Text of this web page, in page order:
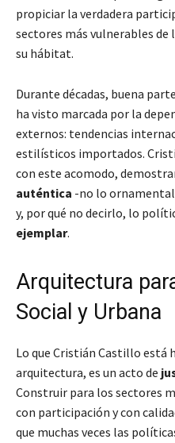
propiciar la verdadera
sectores más vulnerables
su hábitat.
Durante décadas, buena
ha visto marcada por la
externos: tendencias
estilísticos importados.
con este acomodo,
auténtica -no lo
y, por qué no decirlo, lo
ejemplar.
Arquitectura
Social y Urbana
Lo que Cristián Castillo está
arquitectura, es un acto de
Construir para los sectores
con participación y con
que muchas veces las